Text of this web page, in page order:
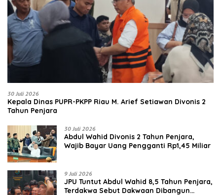
30 Juli 2026
Kepala Dinas PUPR-PKPP Riau M. Arief Setiawan Divonis 2
Tahun Penjara
30 Juli 2026
‎‎Abdul Wahid Divonis 2 Tahun Penjara,
Wajib Bayar Uang Pengganti Rp1,45 Miliar
9 Juli 2026
JPU Tuntut Abdul Wahid 8,5 Tahun Penjara,
Terdakwa Sebut Dakwaan Dibangun